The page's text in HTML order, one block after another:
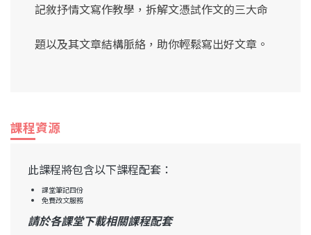
記敘抒情文寫作教學，拆解文憑試作文的三大命
題以及其文章結構脈絡，助你輕鬆寫出好文章。
課程資源
此課程將包含以下課程配套：
課堂筆記四份
免費改文服務
請於各課堂下載相關課程配套